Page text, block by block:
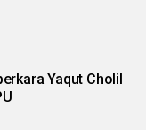
Yaqut Cholil